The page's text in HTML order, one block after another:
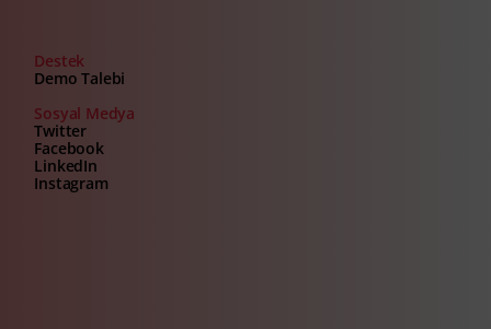
Destek
Demo Talebi
Sosyal Medya
Twitter
Facebook
LinkedIn
Instagram